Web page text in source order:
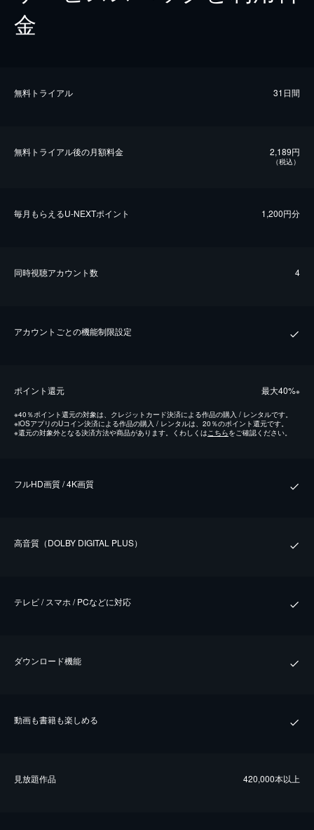
金
無料トライアル 31日間
無料トライアル後の⽉額料金 2,189円
（税込）
毎⽉もらえるU-NEXTポイント 1,200円分
同時視聴アカウント数 4
アカウントごとの機能制限設定
ポイント還元 最⼤40%※
※40％ポイント還元の対象は、クレジットカード決済による作品の購入 / レンタルです。
※iOSアプリのUコイン決済による作品の購入 / レンタルは、20％のポイント還元です。
※還元の対象外となる決済方法や商品があります。くわしくはこちらをご確認ください。
フルHD画質 / 4K画質
⾼⾳質（DOLBY DIGITAL PLUS）
テレビ / スマホ / PCなどに対応
ダウンロード機能
動画も書籍も楽しめる
⾒放題作品 420,000本以上